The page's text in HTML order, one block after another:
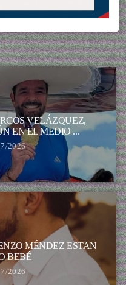
VELÁZQUEZ,
EN EL MEDIO ...
2026
MÉNDEZ ESTAN
BEBÉ
2026